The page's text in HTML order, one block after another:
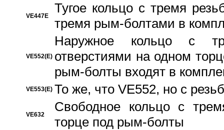
VE447E
Тугое кольцо с тремя
тремя рым-болтами в
VE552(E)
Наружное кольцо с
отверстиями на одном
рым-болты входят в
VE553(E) То же, что VE552, но с
VE632
Свободное кольцо с
торце под рым-болты